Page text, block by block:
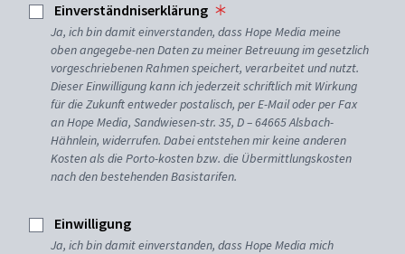
Einverständniserklärung
Ja, ich bin damit einverstanden, dass Hope Media meine
oben angegebe-nen Daten zu meiner Betreuung im gesetzlich
vorgeschriebenen Rahmen speichert, verarbeitet und nutzt.
Dieser Einwilligung kann ich jederzeit schriftlich mit Wirkung
für die Zukunft entweder postalisch, per E-Mail oder per Fax
an Hope Media, Sandwiesen-str. 35, D – 64665 Alsbach-
Hähnlein, widerrufen. Dabei entstehen mir keine anderen
Kosten als die Porto-kosten bzw. die Übermittlungskosten
nach den bestehenden Basistarifen.
Einwilligung
Ja, ich bin damit einverstanden, dass Hope Media mich